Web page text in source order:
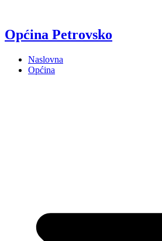
Općina Petrovsko
Naslovna
Općina